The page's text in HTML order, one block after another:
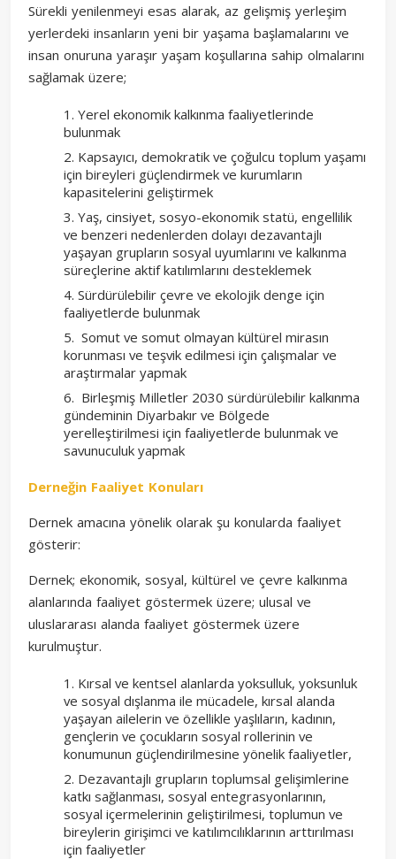
Sürekli yenilenmeyi esas alarak, az gelişmiş yerleşim
yerlerdeki insanların yeni bir yaşama başlamalarını ve
insan onuruna yaraşır yaşam koşullarına sahip olmalarını
sağlamak üzere;
Yerel ekonomik kalkınma faaliyetlerinde
bulunmak
Kapsayıcı, demokratik ve çoğulcu toplum yaşamı
için bireyleri güçlendirmek ve kurumların
kapasitelerini geliştirmek
Yaş, cinsiyet, sosyo-ekonomik statü, engellilik
ve benzeri nedenlerden dolayı dezavantajlı
yaşayan grupların sosyal uyumlarını ve kalkınma
süreçlerine aktif katılımlarını desteklemek
Sürdürülebilir çevre ve ekolojik denge için
faaliyetlerde bulunmak
Somut ve somut olmayan kültürel mirasın
korunması ve teşvik edilmesi için çalışmalar ve
araştırmalar yapmak
Birleşmiş Milletler 2030 sürdürülebilir kalkınma
gündeminin Diyarbakır ve Bölgede
yerelleştirilmesi için faaliyetlerde bulunmak ve
savunuculuk yapmak
Derneğin Faaliyet Konuları
Dernek amacına yönelik olarak şu konularda faaliyet
gösterir:
Dernek; ekonomik, sosyal, kültürel ve çevre kalkınma
alanlarında faaliyet göstermek üzere; ulusal ve
uluslararası alanda faaliyet göstermek üzere
kurulmuştur.
Kırsal ve kentsel alanlarda yoksulluk, yoksunluk
ve sosyal dışlanma ile mücadele, kırsal alanda
yaşayan ailelerin ve özellikle yaşlıların, kadının,
gençlerin ve çocukların sosyal rollerinin ve
konumunun güçlendirilmesine yönelik faaliyetler,
Dezavantajlı grupların toplumsal gelişimlerine
katkı sağlanması, sosyal entegrasyonlarının,
sosyal içermelerinin geliştirilmesi, toplumun ve
bireylerin girişimci ve katılımcılıklarının arttırılması
için faaliyetler